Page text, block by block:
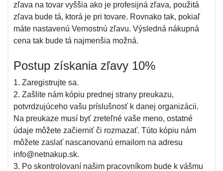
zľava na tovar vyššia ako je profesijná zľava, použitá
zľava bude tá, ktorá je pri tovare. Rovnako tak, pokiaľ
máte nastavenú Vernostnú zľavu. Výsledná nákupná
cena tak bude tá najmenšia možná.
Postup získania zľavy 10%
1. Zaregistrujte sa.
2. Zašlite nám kópiu prednej strany preukazu,
potvrdzujúceho vašu príslušnosť k danej organizácii.
Na preukaze musí byť zreteľné vaše meno, ostatné
údaje môžete začierniť či rozmazať. Túto kópiu nám
môžete zaslať nascanovanú emailom na adresu
info@netnakup.sk.
3. Po skontrolovaní našim pracovníkom bude k vášmu